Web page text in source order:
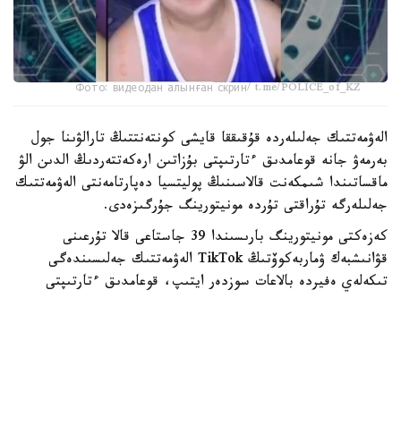
Фото: видеодан алынған скрин/ t.me/POLICE_of_KZ
الەۋمەتتىك جەلىلەردە قۇقىققا قايشى كونتەنتتىڭ تارالۋىنا جول
بەرمەۋ جانە قوعامدىق ءتارتىپتى بۇزاتىن ارەكەتتەردىڭ الدىن الۋ
ماقساتىندا شىمكەنت قالاسىنىڭ پوليتسيا دەپارتامەنتى الەۋمەتتىك
جەلىلەرگە تۇراقتى تۇردە مونيتورينگ جۇرگىزەدى.
كەزەكتى مونيتورينگ بارىسىندا 39 جاستاعى قالا تۇرعىنى
قۋانىشبەك ۋماربەكوۆتىڭ TikTok الەۋمەتتىك جەلىسىندەگى
تىكەلەي ەفيردە بالاعات سوزدەر ايتىپ، قوعامدىق ءتارتىپتى